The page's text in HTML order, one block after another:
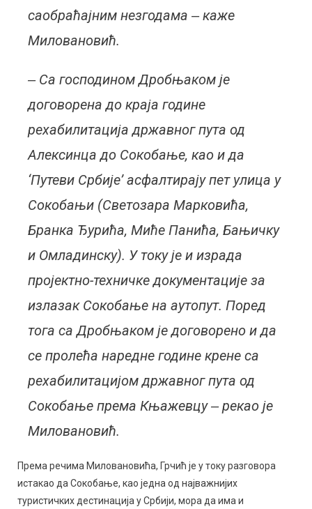
саобраћајним незгодама ‒ каже
Миловановић.
‒ Са господином Дробњаком је
договорена до краја године
рехабилитација државног пута од
Алексинца до Сокобање, као и да
‘Путеви Србије’ асфалтирају пет улица у
Сокобањи (Светозара Марковића,
Бранка Ђурића, Миће Панића, Бањичку
и Омладинску). У току је и израда
пројектно-техничке документације за
излазак Сокобање на аутопут. Поред
тога са Дробњаком је договорено и да
се пролећа наредне године крене са
рехабилитацијом државног пута од
Сокобање према Књажевцу ‒ рекао је
Миловановић.
Према речима Миловановића, Грчић је у току разговора
истакао да Сокобање, као једна од најважнијих
туристичких дестинација у Србији, мора да има и